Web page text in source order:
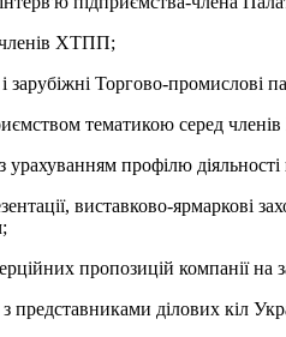
членів ХТПП;
Торгово-промислові
тематикою серед
профілю діяльності
виставково-ярмаркові
пропозицій компанії на
з представниками ділових кіл